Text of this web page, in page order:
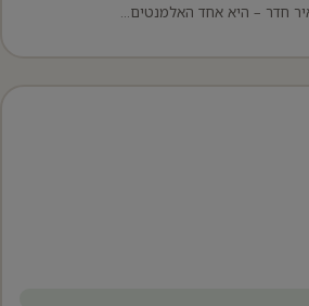
חדר – היא אחד האלמנטים…